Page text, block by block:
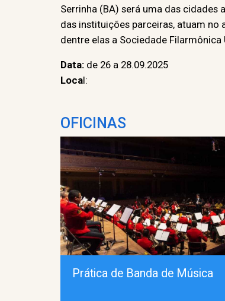
Serrinha (BA) será uma das cidades
das instituições parceiras, atuam no
dentre elas a Sociedade
Data: de 26 a 28.09.2025
Local:
OFICINAS
Prática de Banda de Música